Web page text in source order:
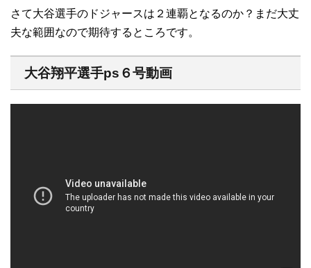
さて大谷選手のドジャースは２連覇となるのか？まだ大丈
夫な範囲なので期待するところです。
大谷翔平選手ps６号動画